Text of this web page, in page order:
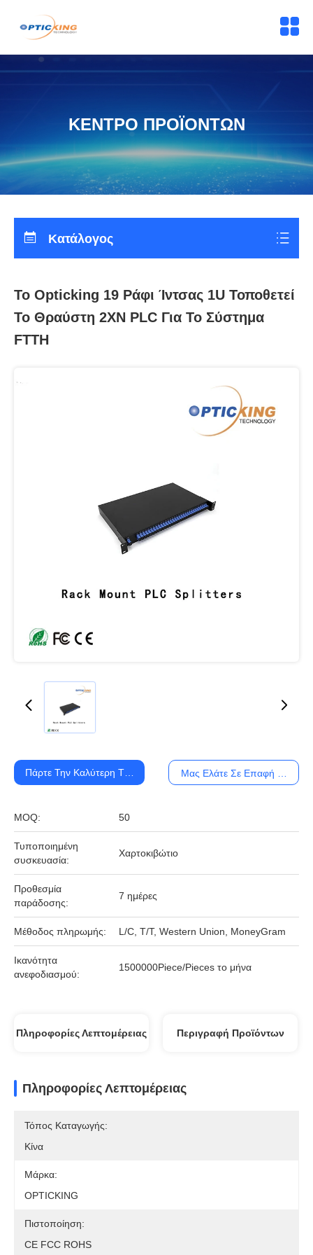
ΚΕΝΤΡΟ ΠΡΟΪΟΝΤΩΝ
Κατάλογος
Το Opticking 19 Ράφι Ίντσας 1U Τοποθετεί
Το Θραύστη 2XN PLC Για Το Σύστημα
FTTH
MOQ: 50
Τυποποιημένη
συσκευασία:
Χαρτοκιβώτιο
Προθεσμία
παράδοσης:
7 ημέρες
Μέθοδος πληρωμής: L/C, T/T, Western Union, MoneyGram
Ικανότητα
ανεφοδιασμού:
1500000Piece/Pieces το μήνα
Πάρτε Την Καλύτερη Τιμή Μας Ελάτε Σε Επαφή Με
Πληροφορίες Λεπτομέρειας Περιγραφή Προϊόντων
Πληροφορίες Λεπτομέρειας
Τόπος Καταγωγής:
Κίνα
Μάρκα:
OPTICKING
Πιστοποίηση:
CE FCC ROHS